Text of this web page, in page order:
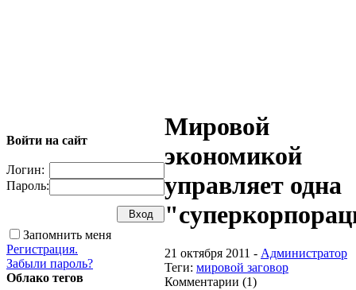
Войти на сайт
Логин:
Пароль:
Запомнить меня
Регистрация.
Забыли пароль?
Облако тегов
Мировой
экономикой
управляет одна
21 октября 2011 - Администратор
Теги: мировой заговор
Комментарии (1)